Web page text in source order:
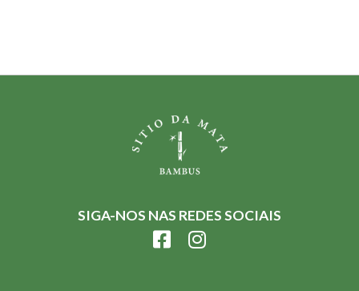
SIGA-NOS NAS REDES SOCIAIS